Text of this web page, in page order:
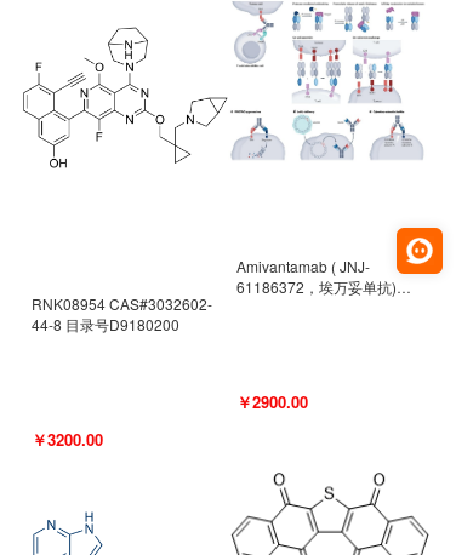
RNK08954 CAS#3032602-
44-8 目录号D9180200
￥3200.00
Amivantamab ( JNJ-
61186372，埃万妥单抗)
￥2900.00